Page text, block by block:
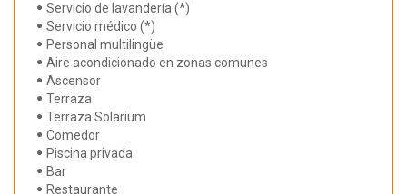
Servicio de lavandería (*)
Servicio médico (*)
Personal multilingüe
Aire acondicionado en zonas comunes
Ascensor
Terraza
Terraza Solarium
Comedor
Piscina privada
Bar
Restaurante